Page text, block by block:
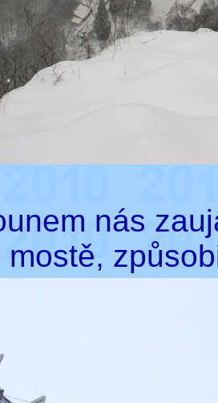
nás